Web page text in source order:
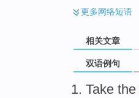
更多网络短语
相关文章
双语例句
Take the